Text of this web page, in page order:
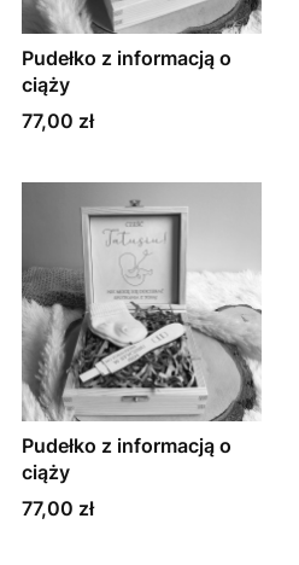
Pudełko z informacją o
ciąży
Cena
77,00 zł
Pudełko z informacją o
ciąży
Cena
77,00 zł